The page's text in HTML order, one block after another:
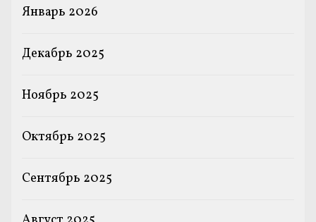
Январь 2026
Декабрь 2025
Ноябрь 2025
Октябрь 2025
Сентябрь 2025